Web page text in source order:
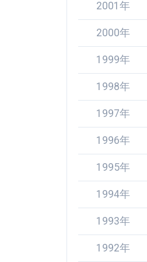
2001年
2000年
1999年
1998年
1997年
1996年
1995年
1994年
1993年
1992年